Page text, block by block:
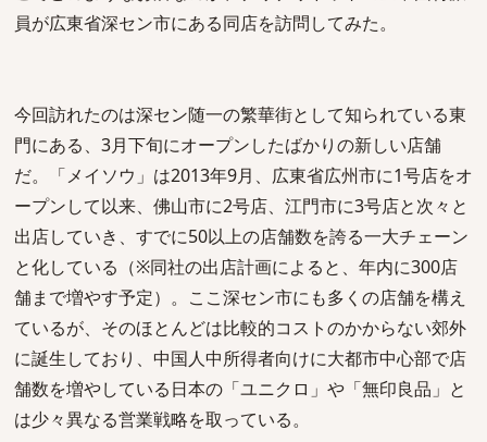
員が広東省深セン市にある同店を訪問してみた。
今回訪れたのは深セン随一の繁華街として知られている東
門にある、3月下旬にオープンしたばかりの新しい店舗
だ。「メイソウ」は2013年9月、広東省広州市に1号店をオ
ープンして以来、佛山市に2号店、江門市に3号店と次々と
出店していき、すでに50以上の店舗数を誇る一大チェーン
と化している（※同社の出店計画によると、年内に300店
舗まで増やす予定）。ここ深セン市にも多くの店舗を構え
ているが、そのほとんどは比較的コストのかからない郊外
に誕生しており、中国人中所得者向けに大都市中心部で店
舗数を増やしている日本の「ユニクロ」や「無印良品」と
は少々異なる営業戦略を取っている。